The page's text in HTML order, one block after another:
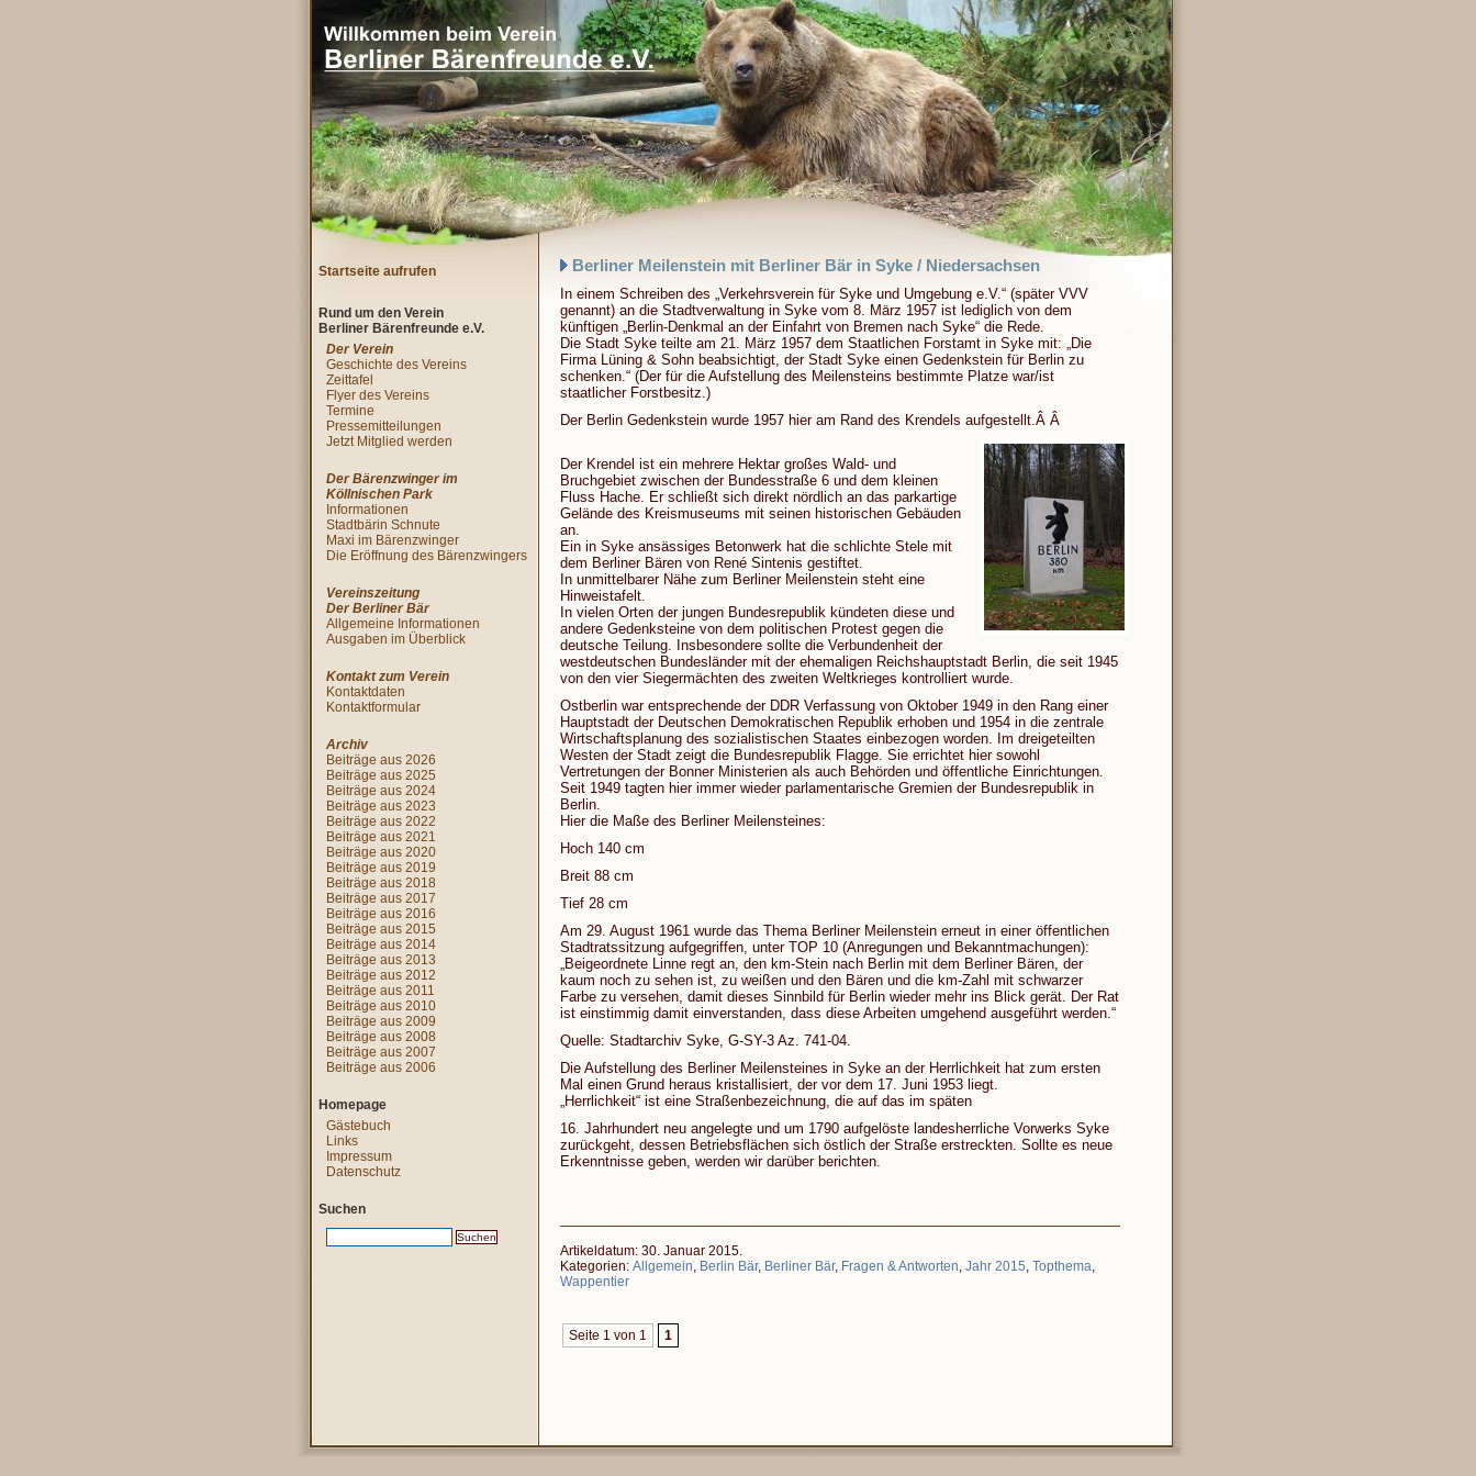
Berliner Meilenstein mit Berliner Bär in Syke / Niedersachsen
In einem Schreiben des „Verkehrsverein für Syke und Umgebung e.V.“ (später VVV
genannt) an die Stadtverwaltung in Syke vom 8. März 1957 ist lediglich von dem
künftigen „Berlin-Denkmal an der Einfahrt von Bremen nach Syke“ die Rede.
Die Stadt Syke teilte am 21. März 1957 dem Staatlichen Forstamt in Syke mit: „Die
Firma Lüning & Sohn beabsichtigt, der Stadt Syke einen Gedenkstein für Berlin zu
schenken.“ (Der für die Aufstellung des Meilensteins bestimmte Platze war/ist
staatlicher Forstbesitz.)
Der Berlin Gedenkstein wurde 1957 hier am Rand des Krendels aufgestellt.Â Â
Der Krendel ist ein mehrere Hektar großes Wald- und
Bruchgebiet zwischen der Bundesstraße 6 und dem kleinen
Fluss Hache. Er schließt sich direkt nördlich an das parkartige
Gelände des Kreismuseums mit seinen historischen Gebäuden
an.
Ein in Syke ansässiges Betonwerk hat die schlichte Stele mit
dem Berliner Bären von René Sintenis gestiftet.
In unmittelbarer Nähe zum Berliner Meilenstein steht eine
Hinweistafelt.
In vielen Orten der jungen Bundesrepublik kündeten diese und
andere Gedenksteine von dem politischen Protest gegen die
deutsche Teilung. Insbesondere sollte die Verbundenheit der
westdeutschen Bundesländer mit der ehemaligen Reichshauptstadt Berlin, die seit 1945
von den vier Siegermächten des zweiten Weltkrieges kontrolliert wurde.
Ostberlin war entsprechende der DDR Verfassung von Oktober 1949 in den Rang einer
Hauptstadt der Deutschen Demokratischen Republik erhoben und 1954 in die zentrale
Wirtschaftsplanung des sozialistischen Staates einbezogen worden. Im dreigeteilten
Westen der Stadt zeigt die Bundesrepublik Flagge. Sie errichtet hier sowohl
Vertretungen der Bonner Ministerien als auch Behörden und öffentliche Einrichtungen.
Seit 1949 tagten hier immer wieder parlamentarische Gremien der Bundesrepublik in
Berlin.
Hier die Maße des Berliner Meilensteines:
Hoch 140 cm
Breit 88 cm
Tief 28 cm
Am 29. August 1961 wurde das Thema Berliner Meilenstein erneut in einer öffentlichen
Stadtratssitzung aufgegriffen, unter TOP 10 (Anregungen und Bekanntmachungen):
„Beigeordnete Linne regt an, den km-Stein nach Berlin mit dem Berliner Bären, der
kaum noch zu sehen ist, zu weißen und den Bären und die km-Zahl mit schwarzer
Farbe zu versehen, damit dieses Sinnbild für Berlin wieder mehr ins Blick gerät. Der Rat
ist einstimmig damit einverstanden, dass diese Arbeiten umgehend ausgeführt werden.“
Quelle: Stadtarchiv Syke, G-SY-3 Az. 741-04.
Die Aufstellung des Berliner Meilensteines in Syke an der Herrlichkeit hat zum ersten
Mal einen Grund heraus kristallisiert, der vor dem 17. Juni 1953 liegt.
„Herrlichkeit“ ist eine Straßenbezeichnung, die auf das im späten
16. Jahrhundert neu angelegte und um 1790 aufgelöste landesherrliche Vorwerks Syke
zurückgeht, dessen Betriebsflächen sich östlich der Straße erstreckten. Sollte es neue
Erkenntnisse geben, werden wir darüber berichten.
Artikeldatum: 30. Januar 2015.
Kategorien: Allgemein, Berlin Bär, Berliner Bär, Fragen & Antworten, Jahr 2015, Topthema,
Wappentier
Seite 1 von 1 1
Startseite aufrufen
Rund um den Verein
Berliner Bärenfreunde e.V.
Der Verein
Geschichte des Vereins
Zeittafel
Flyer des Vereins
Termine
Pressemitteilungen
Jetzt Mitglied werden
Der Bärenzwinger im
Köllnischen Park
Informationen
Stadtbärin Schnute
Maxi im Bärenzwinger
Die Eröffnung des Bärenzwingers
Vereinszeitung
Der Berliner Bär
Allgemeine Informationen
Ausgaben im Überblick
Kontakt zum Verein
Kontaktdaten
Kontaktformular
Archiv
Beiträge aus 2026
Beiträge aus 2025
Beiträge aus 2024
Beiträge aus 2023
Beiträge aus 2022
Beiträge aus 2021
Beiträge aus 2020
Beiträge aus 2019
Beiträge aus 2018
Beiträge aus 2017
Beiträge aus 2016
Beiträge aus 2015
Beiträge aus 2014
Beiträge aus 2013
Beiträge aus 2012
Beiträge aus 2011
Beiträge aus 2010
Beiträge aus 2009
Beiträge aus 2008
Beiträge aus 2007
Beiträge aus 2006
Homepage
Gästebuch
Links
Impressum
Datenschutz
Suchen